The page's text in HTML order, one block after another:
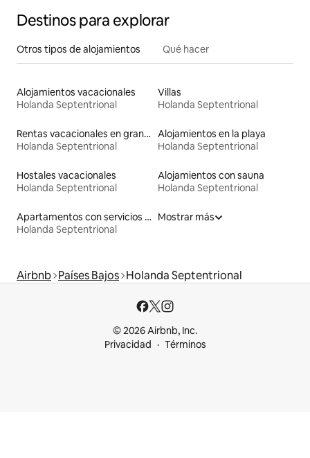
Destinos para explorar
Otros tipos de alojamientos Qué hacer
Alojamientos vacacionales
Holanda Septentrional
Villas
Holanda Septentrional
Rentas vacacionales en graneros
Holanda Septentrional
Alojamientos en la playa
Holanda Septentrional
Hostales vacacionales
Holanda Septentrional
Alojamientos con sauna
Holanda Septentrional
Apartamentos con servicios incluidos vacacionales
Holanda Septentrional
Mostrar más
Airbnb Países Bajos Holanda Septentrional
© 2026 Airbnb, Inc.
Privacidad
Términos